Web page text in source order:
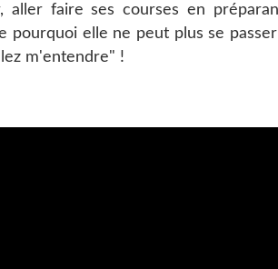
aller faire ses courses en
pourquoi elle ne peut plus se
m'entendre" !